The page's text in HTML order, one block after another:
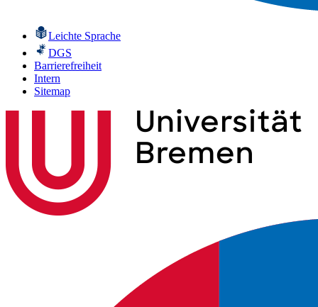
Leichte Sprache
DGS
Barrierefreiheit
Intern
Sitemap